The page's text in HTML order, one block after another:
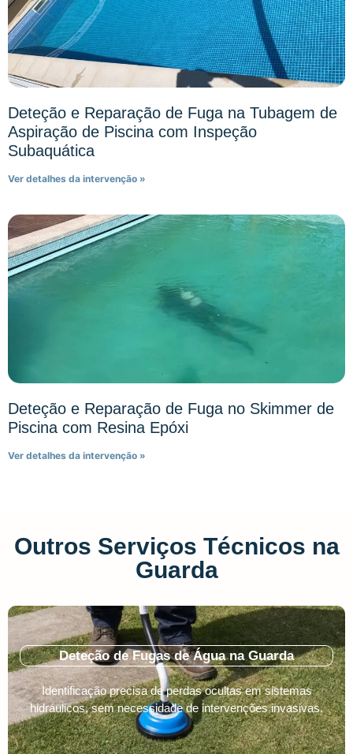
Deteção e Reparação de Fuga na Tubagem de
Aspiração de Piscina com Inspeção
Subaquática
Ver detalhes da intervenção »
Deteção e Reparação de Fuga no Skimmer de
Piscina com Resina Epóxi
Ver detalhes da intervenção »
Outros Serviços Técnicos na
Guarda
Deteção de Fugas de Água na Guarda
Identificação precisa de perdas ocultas em sistemas
hidráulicos, sem necessidade de intervenções invasivas.